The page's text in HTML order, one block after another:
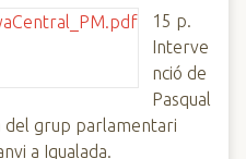
15 p.
Interve
nció de
Pasqual
del grup parlamentari
a Igualada.